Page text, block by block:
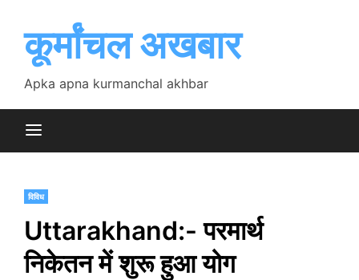
contentकूर्मांचल अखबार
Apka apna kurmanchal akhbar
विविध
Uttarakhand:- परमार्थ
निकेतन में शुरू हुआ योग